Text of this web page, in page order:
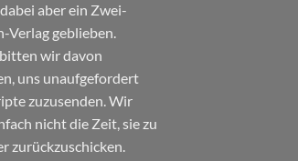
aber ein Zwei-
Verlag geblieben.
wir davon
uns unaufgefordert
zuzusenden. Wir
nicht die Zeit, sie zu
zurückzuschicken.